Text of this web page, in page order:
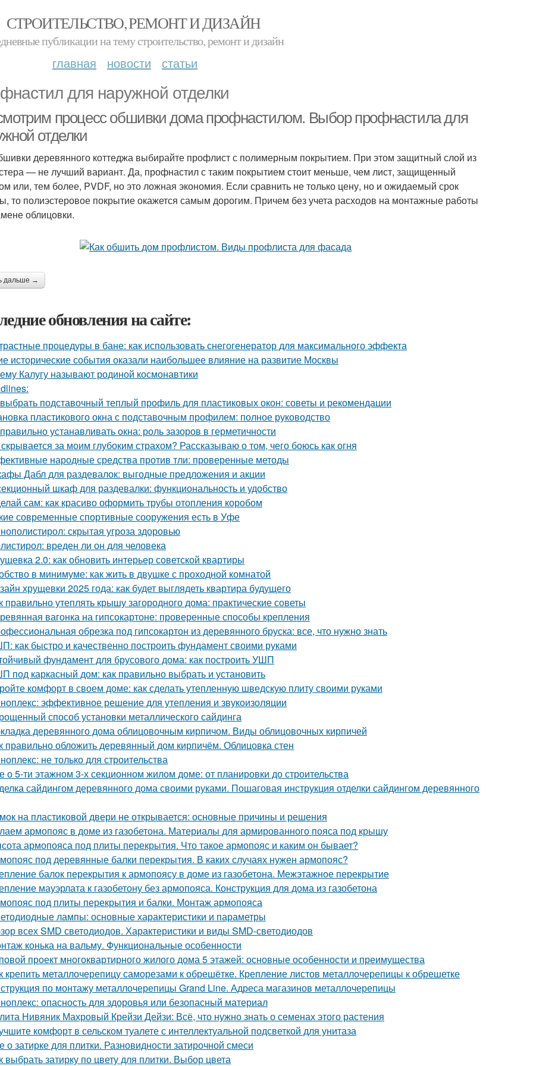
СТРОИТЕЛЬСТВО, РЕМОНТ И ДИЗАЙН
публикации на тему строительство, ремонт и дизайн
главная новости статьи
для наружной отделки
процесс обшивки дома профнастилом. Выбор профнастила для
отделки
деревянного коттеджа выбирайте профлист с полимерным покрытием. При этом защитный слой из
— не лучший вариант. Да, профнастил с таким покрытием стоит меньше, чем лист, защищенный
или, тем более, PVDF, но это ложная экономия. Если сравнить не только цену, но и ожидаемый срок
то полиэстеровое покрытие окажется самым дорогим. Причем без учета расходов на монтажные работы
облицовки.
дальше →
обновления на сайте:
процедуры в бане: как использовать снегогенератор для максимального эффекта
исторические события оказали наибольшее влияние на развитие Москвы
Калугу называют родиной космонавтики
подставочный теплый профиль для пластиковых окон: советы и рекомендации
пластикового окна с подставочным профилем: полное руководство
устанавливать окна: роль зазоров в герметичности
за моим глубоким страхом? Рассказываю о том, чего боюсь как огня
народные средства против тли: проверенные методы
Дабл для раздевалок: выгодные предложения и акции
шкаф для раздевалки: функциональность и удобство
сам: как красиво оформить трубы отопления коробом
современные спортивные сооружения есть в Уфе
скрытая угроза здоровью
вреден ли он для человека
2.0: как обновить интерьер советской квартиры
в минимуме: как жить в двушке с проходной комнатой
хрущевки 2025 года: как будет выглядеть квартира будущего
правильно утеплять крышу загородного дома: практические советы
вагонка на гипсокартоне: проверенные способы крепления
обрезка под гипсокартон из деревянного бруска: все, что нужно знать
как быстро и качественно построить фундамент своими руками
фундамент для брусового дома: как построить УШП
под каркасный дом: как правильно выбрать и установить
комфорт в своем доме: как сделать утепленную шведскую плиту своими руками
эффективное решение для утепления и звукоизоляции
способ установки металлического сайдинга
деревянного дома облицовочным кирпичом. Виды облицовочных кирпичей
правильно обложить деревянный дом кирпичём. Облицовка стен
не только для строительства
о 5-ти этажном 3-х секционном жилом доме: от планировки до строительства
сайдингом деревянного дома своими руками. Пошаговая инструкция отделки сайдингом деревянного
на пластиковой двери не открывается: основные причины и решения
армопояс в доме из газобетона. Материалы для армированного пояса под крышу
армопояса под плиты перекрытия. Что такое армопояс и каким он бывает?
под деревянные балки перекрытия. В каких случаях нужен армопояс?
балок перекрытия к армопоясу в доме из газобетона. Межэтажное перекрытие
мауэрлата к газобетону без армопояса. Конструкция для дома из газобетона
под плиты перекрытия и балки. Монтаж армопояса
лампы: основные характеристики и параметры
всех SMD светодиодов. Характеристики и виды SMD-светодиодов
конька на вальму. Функциональные особенности
проект многоквартирного жилого дома 5 этажей: основные особенности и преимущества
крепить металлочерепицу саморезами к обрешётке. Крепление листов металлочерепицы к обрешетке
по монтажу металлочерепицы Grand Line. Адреса магазинов металлочерепицы
опасность для здоровья или безопасный материал
Нивяник Махровый Крейзи Дейзи: Всё, что нужно знать о семенах этого растения
комфорт в сельском туалете с интеллектуальной подсветкой для унитаза
о затирке для плитки. Разновидности затирочной смеси
выбрать затирку по цвету для плитки. Выбор цвета